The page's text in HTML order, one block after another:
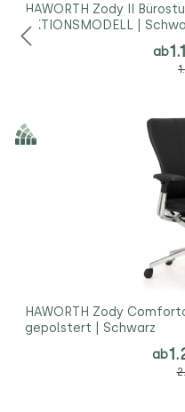
HAWORTH Zody II
AKTIONSMODELL |
ab
HAWORTH Zody
gepolstert | Schwarz
ab